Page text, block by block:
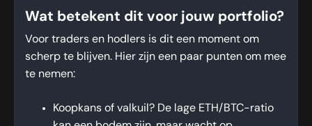
Wat betekent dit voor jouw portfolio?
Voor traders en hodlers is dit een moment om
scherp te blijven. Hier zijn een paar punten om mee
te nemen:
Koopkans of valkuil? De lage ETH/BTC-ratio